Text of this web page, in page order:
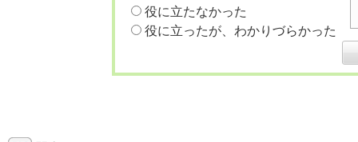
役に立たなかった
役に立ったが、わかりづらかった